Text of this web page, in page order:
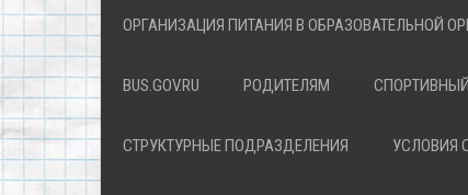
ОРГАНИЗАЦИЯ ПИТАНИЯ В ОБРАЗОВАТЕЛЬНОЙ
BUS.GOV.RU РОДИТЕЛЯМ
СТРУКТУРНЫЕ ПОДРАЗДЕЛЕНИЯ УСЛОВИЯ